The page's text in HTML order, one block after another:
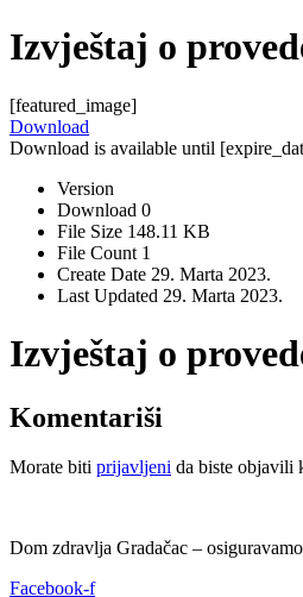
Izvještaj o
[featured_image]
Download
Download is available until
Version
Download 0
File Size 148.11 KB
File Count 1
Create Date 29. Marta 2023.
Last Updated 29. Marta 2023.
Izvještaj o
Komentariši
Morate biti prijavljeni da biste objavili
Dom zdravlja Gradačac –
Facebook-f